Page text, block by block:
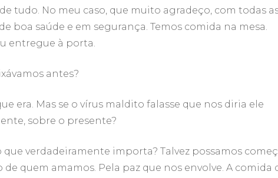
tudo. No meu caso, que muito agradeço, com todas
boa saúde e em segurança. Temos comida na mesa.
entregue à porta.
antes?
era. Mas se o vírus maldito falasse que nos diria ele
sobre o presente?
verdadeiramente importa? Talvez possamos
quem amamos. Pela paz que nos envolve. A comida